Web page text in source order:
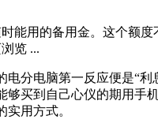
能用的备用金。这个额
览 ...
分电脑第一反应便是“
买到自己心仪的期用
用方式。